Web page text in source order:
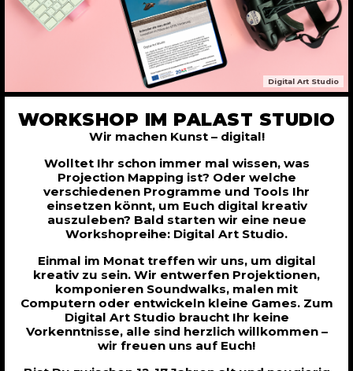
Digital Art Studio
WORKSHOP IM PALAST STUDIO
Wir machen Kunst – digital!
Wolltet Ihr schon immer mal wissen, was
Projection Mapping ist? Oder welche
verschiedenen Programme und Tools Ihr
einsetzen könnt, um Euch digital kreativ
auszuleben? Bald starten wir eine neue
Workshopreihe: Digital Art Studio.
Einmal im Monat treffen wir uns, um digital
kreativ zu sein. Wir entwerfen Projektionen,
komponieren Soundwalks, malen mit
Computern oder entwickeln kleine Games. Zum
Digital Art Studio braucht Ihr keine
Vorkenntnisse, alle sind herzlich willkommen –
wir freuen uns auf Euch!